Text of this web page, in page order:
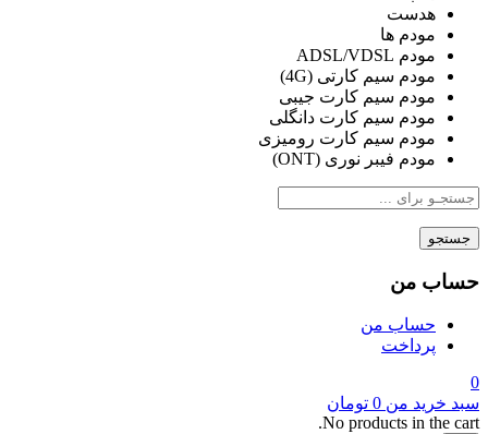
هدست
مودم ها
مودم ADSL/VDSL
مودم سیم کارتی (4G)
مودم سیم کارت جیبی
مودم سیم کارت دانگلی
مودم سیم کارت رومیزی
مودم فیبر نوری (ONT)
جستجو
حساب من
حساب من
پرداخت
0
سبد خرید من 0 تومان
No products in the cart.